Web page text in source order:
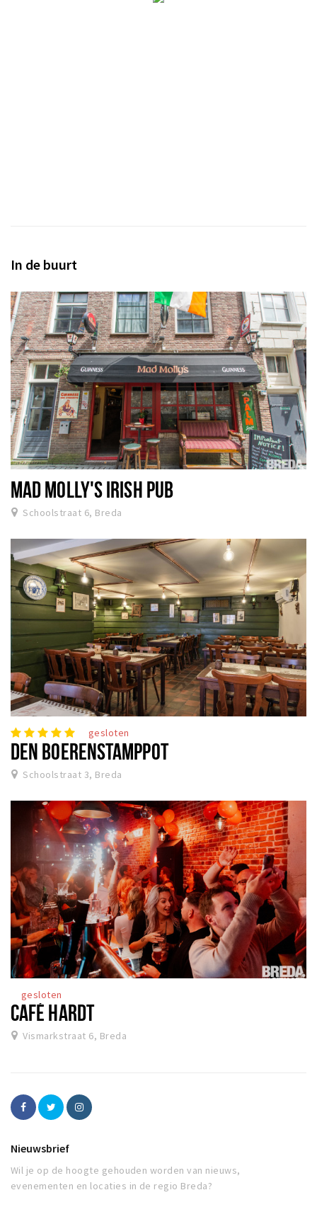
In de buurt
MAD MOLLY'S IRISH PUB
Schoolstraat 6, Breda
gesloten
DEN BOERENSTAMPPOT
Schoolstraat 3, Breda
gesloten
CAFÉ HARDT
Vismarkstraat 6, Breda
Nieuwsbrief
Wil je op de hoogte gehouden worden van nieuws,
evenementen en locaties in de regio Breda?